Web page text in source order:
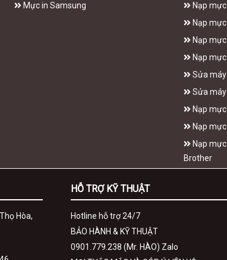
Mực in Samsung
Nạp
Nạp
Nạp
Nạp
Sửa
Sửa
Nạp
Nạp
Nạp
Brother
Hòa,
HỖ TRỢ KỸ THUẬT
Hotline hỗ trợ 24/7
BẢO HÀNH & KỸ THUẬT
0901.779.238 (Mr. HÀO) Zalo